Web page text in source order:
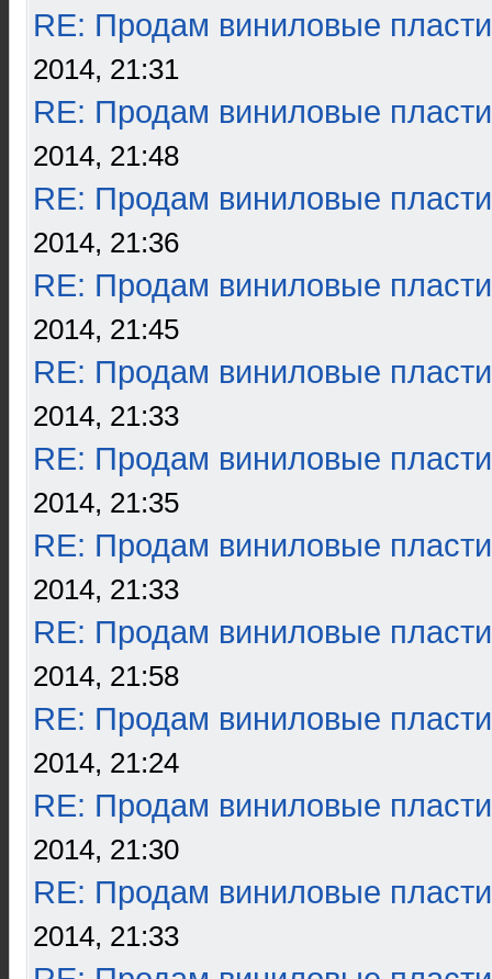
RE: Продам виниловые
2014, 21:31
RE: Продам виниловые
2014, 21:48
RE: Продам виниловые
2014, 21:36
RE: Продам виниловые
2014, 21:45
RE: Продам виниловые
2014, 21:33
RE: Продам виниловые
2014, 21:35
RE: Продам виниловые
2014, 21:33
RE: Продам виниловые
2014, 21:58
RE: Продам виниловые
2014, 21:24
RE: Продам виниловые
2014, 21:30
RE: Продам виниловые
2014, 21:33